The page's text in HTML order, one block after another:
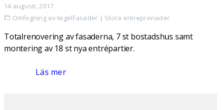
14 augusti, 2017
Omfogning av tegelfasader | Stora entreprenader
Totalrenovering av fasaderna, 7 st bostadshus samt
montering av 18 st nya entrépartier.
Läs mer